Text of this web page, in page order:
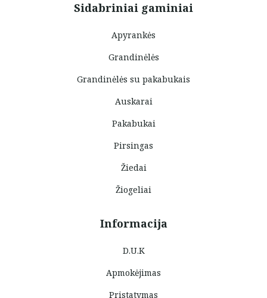
Sidabriniai gaminiai
Apyrankės
Grandinėlės
Grandinėlės su pakabukais
Auskarai
Pakabukai
Pirsingas
Žiedai
Žiogeliai
Informacija
D.U.K
Apmokėjimas
Pristatymas